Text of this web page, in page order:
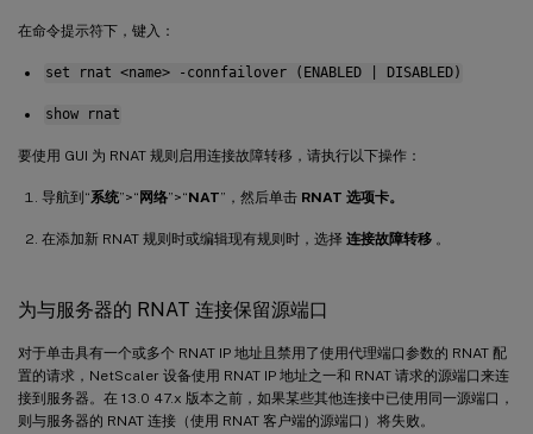
在命令提示符下，键入：
set rnat <name> -connfailover (ENABLED | DISABLED)
show rnat
要使用 GUI 为 RNAT 规则启用连接故障转移，请执行以下操作：
导航到“系统”>“ 网络”>“NAT”，然后单击 RNAT 选项卡。
在添加新 RNAT 规则时或编辑现有规则时，选择 连接故障转移 。
为与服务器的 RNAT 连接保留源端口
对于单击具有一个或多个 RNAT IP 地址且禁用了使用代理端口参数的 RNAT 配
置的请求，NetScaler 设备使用 RNAT IP 地址之一和 RNAT 请求的源端口来连
接到服务器。在 13.0 47.x 版本之前，如果某些其他连接中已使用同一源端口，
则与服务器的 RNAT 连接（使用 RNAT 客户端的源端口）将失败。